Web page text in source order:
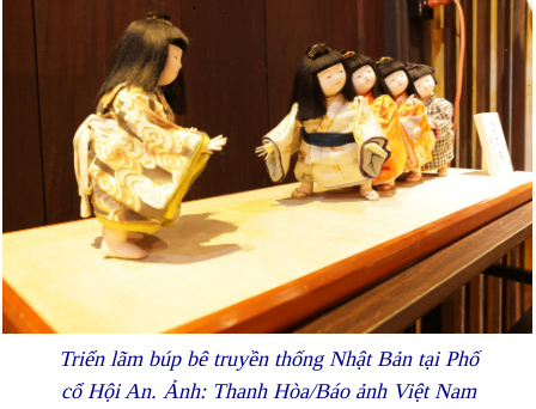
Triển lãm búp bê truyền thống Nhật Bản tại Phố
cổ Hội An. Ảnh: Thanh Hòa/Báo ảnh Việt Nam